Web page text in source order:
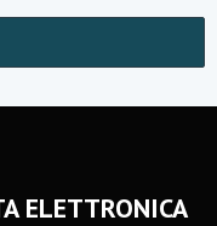
ELETTRONICA